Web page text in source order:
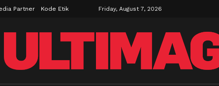
Partner Kode Etik Friday, August 7, 2026